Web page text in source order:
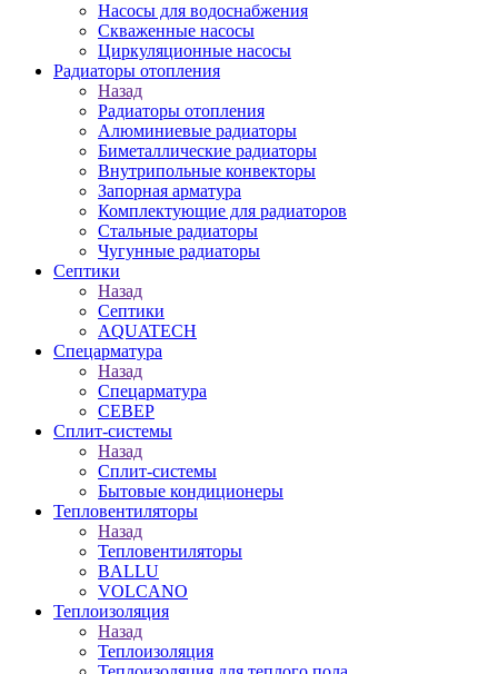
Насосы для водоснабжения
Скваженные насосы
Циркуляционные насосы
Радиаторы отопления
Назад
Радиаторы отопления
Алюминиевые радиаторы
Биметаллические радиаторы
Внутрипольные конвекторы
Запорная арматура
Комплектующие для радиаторов
Стальные радиаторы
Чугунные радиаторы
Септики
Назад
Септики
AQUATECH
Спецарматура
Назад
Спецарматура
СЕВЕР
Сплит-системы
Назад
Сплит-системы
Бытовые кондиционеры
Тепловентиляторы
Назад
Тепловентиляторы
BALLU
VOLCANO
Теплоизоляция
Назад
Теплоизоляция